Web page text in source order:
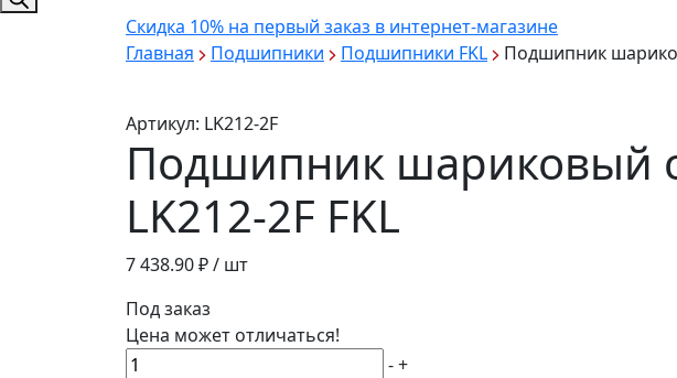
Скидка 10% на первый заказ в интернет-магазине
Главная
Подшипники Подшипники FKL Подшипник
Артикул: LK212-2F
Подшипник шариковый
LK212-2F FKL
7 438.90₽ / шт
Под заказ
Цена может отличаться!
Количество
-+